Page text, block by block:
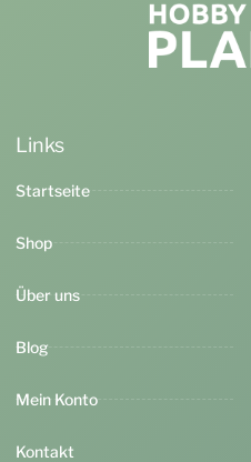
Links
Startseite
Shop
Über uns
Blog
Mein Konto
Kontakt